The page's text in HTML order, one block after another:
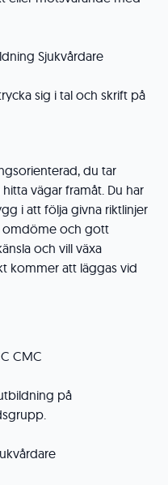
Sjukvårdare
sig i tal och skrift på
du tar
vägar framåt. Du har
i att följa givna riktlinjer
omdöme och gott
och vill växa
kommer att läggas vid
CMC
på